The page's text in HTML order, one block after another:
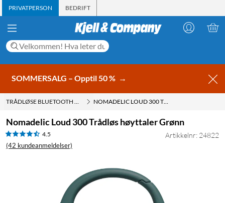
PRIVATPERSON BEDRIFT
SOMMERSALG – Opptil 50 % →
TRÅDLØSE BLUETOOTH HØYTTALERE NOMADELIC LOUD 300 TRÅDLØS HØYTTALER GRØNN
Nomadelic Loud 300 Trådløs høyttaler Grønn
4.5
(42 kundeanmeldelser)
Artikkelnr: 24822